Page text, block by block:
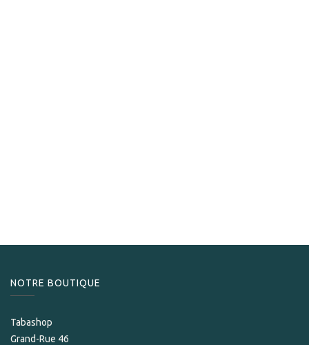
NOTRE BOUTIQUE
Tabashop
Grand-Rue 46